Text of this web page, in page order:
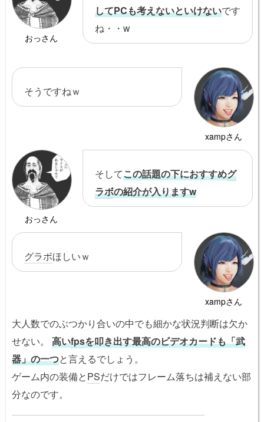
おっさん
してPCも考えないといけないです
ね・・w
xampさん
そうですねｗ
おっさん
そしてこの話題の下におすすめグ
ラボの紹介が入りますw
xampさん
グラボほしいｗ
大人数でのぶつかり合いの中でも細かな状況判断は欠か
せない。 高いfpsを叩き出す最高のビデオカードも「武
器」の一つと言えるでしょう。
ゲーム内の装備とPSだけではフレーム落ちは補えない部
分なのです。